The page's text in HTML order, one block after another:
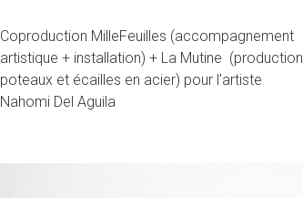
Coproduction MilleFeuilles (accompagnement
artistique + installation) + La Mutine (production
poteaux et écailles en acier) pour l’artiste
Nahomi Del Aguila